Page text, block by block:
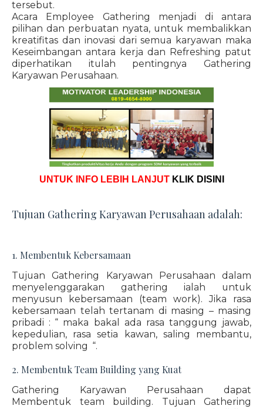
tersebut.
Acara Employee Gathering menjadi di antara
pilihan dan perbuatan nyata, untuk membalikkan
kreatifitas dan inovasi dari semua karyawan maka
Keseimbangan antara kerja dan Refreshing patut
diperhatikan itulah pentingnya Gathering
Karyawan Perusahaan.
UNTUK INFO LEBIH LANJUT KLIK DISINI
Tujuan Gathering Karyawan Perusahaan adalah:
1. Membentuk Kebersamaan
Tujuan Gathering Karyawan Perusahaan dalam
menyelenggarakan gathering ialah untuk
menyusun kebersamaan (team work). Jika rasa
kebersamaan telah tertanam di masing – masing
pribadi : “ maka bakal ada rasa tanggung jawab,
kepedulian, rasa setia kawan, saling membantu,
problem solving “.
2. Membentuk Team Building yang Kuat
Gathering Karyawan Perusahaan dapat
Membentuk team building. Tujuan Gathering